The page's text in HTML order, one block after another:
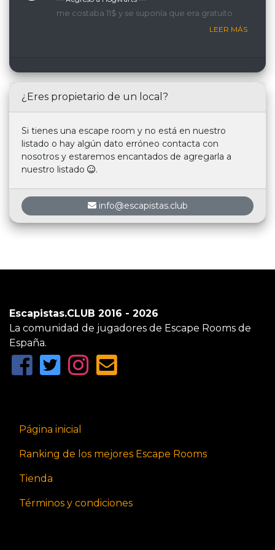
me costaba 11$ y se suponía que era gratuito
LEER MÁS
¿Eres propietario de un local?
Si tienes una escape room y no está en nuestro
listado o hay algún dato erróneo contacta con
nosotros y estaremos encantados de agregarla a
nuestro listado
.
info@escapistas.club
Escapistas.CLUB 2016 - 2026
La comunidad de jugadores de Escape Rooms de
España.
Página inicial
Ranking de los mejores Escape Rooms
Tienda
Términos y condiciones